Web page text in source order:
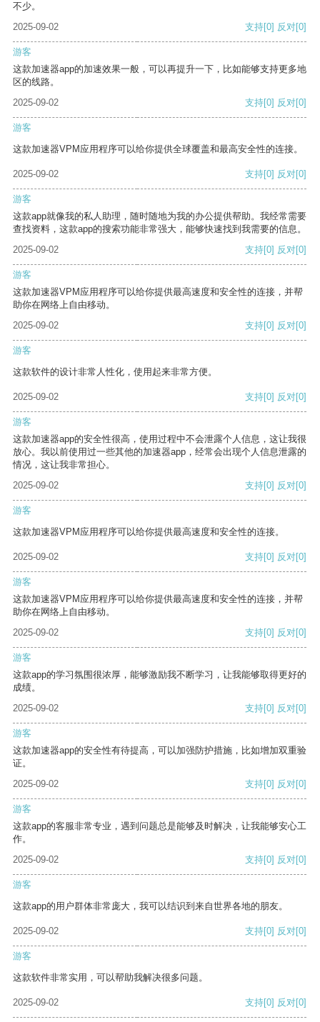
不少。
2025-09-02
支持[0] 反对[0]
游客
这款加速器app的加速效果一般，可以再提升一下，比如能够支持更多地
区的线路。
2025-09-02
支持[0] 反对[0]
游客
这款加速器VPM应用程序可以给你提供全球覆盖和最高安全性的连接。
2025-09-02 支持[0] 反对[0]
游客
这款app就像我的私人助理，随时随地为我的办公提供帮助。我经常需要
查找资料，这款app的搜索功能非常强大，能够快速找到我需要的信息。
2025-09-02
支持[0] 反对[0]
游客
这款加速器VPM应用程序可以给你提供最高速度和安全性的连接，并帮
助你在网络上自由移动。
2025-09-02
支持[0] 反对[0]
游客
这款软件的设计非常人性化，使用起来非常方便。
2025-09-02 支持[0] 反对[0]
游客
这款加速器app的安全性很高，使用过程中不会泄露个人信息，这让我很
放心。我以前使用过一些其他的加速器app，经常会出现个人信息泄露的
情况，这让我非常担心。
2025-09-02
支持[0] 反对[0]
游客
这款加速器VPM应用程序可以给你提供最高速度和安全性的连接。
2025-09-02 支持[0] 反对[0]
游客
这款加速器VPM应用程序可以给你提供最高速度和安全性的连接，并帮
助你在网络上自由移动。
2025-09-02
支持[0] 反对[0]
游客
这款app的学习氛围很浓厚，能够激励我不断学习，让我能够取得更好的
成绩。
2025-09-02
支持[0] 反对[0]
游客
这款加速器app的安全性有待提高，可以加强防护措施，比如增加双重验
证。
2025-09-02
支持[0] 反对[0]
游客
这款app的客服非常专业，遇到问题总是能够及时解决，让我能够安心工
作。
2025-09-02
支持[0] 反对[0]
游客
这款app的用户群体非常庞大，我可以结识到来自世界各地的朋友。
2025-09-02 支持[0] 反对[0]
游客
这款软件非常实用，可以帮助我解决很多问题。
2025-09-02 支持[0] 反对[0]